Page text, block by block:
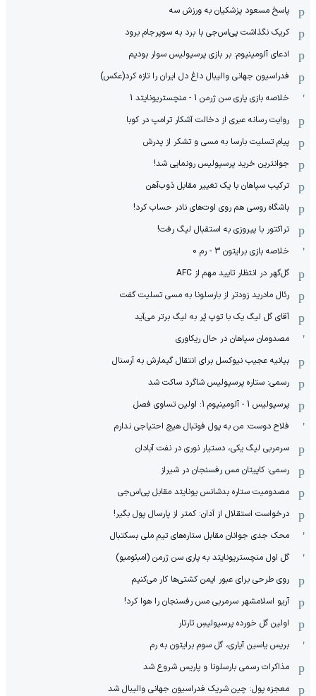
پاسخ مسعود پزشکیان به ورزش سه
کریک نگذاشت پی‌اس‌جی با برد به سوپرجام برود
ادعای آلومینیوم: بر بازی پرسپولیس سوار بودیم
فدراسیون جهانی والیبال داغ دل ایران را تازه کرد(عکس)
خلاصه بازی پاری سن ژرمن 1 - منچستریونایتد 1
روایت رسانه عبری از دخالت آشکار ترامپ در کوبا
پیام تسلیت بارسا به مسی و تشکر از پدرش
جوانترین خرید پرسپولیس رونمایی شد!
ترکیب سپاهان با یک تغییر مقابل ذوب‌آهن
باشگاه روسی هم روی اوت‌های نادر حساب کرد!
تراکتور با پیروزی به استقبال لیگ رفت!
خلاصه بازی برایتون 3 - رم 0
گل‌گهر در انتظار تایید مهم از ‌AFC
رئال مادرید زودتر از بارسلونا به مسی تسلیت گفت
آقای گل لیگ یک با توپ پُر به لیگ برتر می‌آید
مصدومان سپاهان در حال ریکاوری
بیانیه عجیب نیوکسل برای انتقال گیمارش به آرسنال
رسمی: ستاره پرسپولیس شاگرد ساکت شد
پرسپولیس 1 - آلومینیوم 1: اولین تساوی فصل
فلاح دوست: من به پول فوتبال هیچ احتیاجی ندارم
سرمربی لیگ یکی، دستیار نوری در نفت آبادان
رسمی: کاپیتان مس رفسنجان در شیراز
مصدومیت ستاره بدشانس یونایتد مقابل پی‌اس‌جی
درخواست استقلال از آدان: کمتر از پارسال پول بگیر!
محک جدی ‌جوانان مقابل ستاره‌های تیم ملی بسکتبال
گل اول منچستریونایتد به پاری سن ژرمن (امبئومبو)
روی طرحی برای عبور ایمن کشتی‌ها کار می‌کنیم
آریو اسلامشهر سرمربی مس رفسنجان را هوا کرد!
اولین گل خورده پرسپولیسِ تارتار
بریس یاسین آیاری، گل سوم برایتون به رم
مذاکرات رسمی بارسلونا و پاریس شروع شد
معجزه پول: چین شریک فدراسیون جهانی والیبال شد